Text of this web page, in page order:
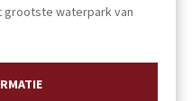
grootste waterpark van